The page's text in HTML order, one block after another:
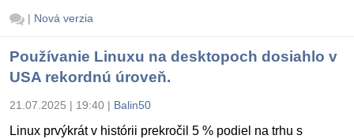
| Nová verzia
Používanie Linuxu na desktopoch dosiahlo v
USA rekordnú úroveň.
21.07.2025 | 19:40 | Balin50
Linux prvýkrát v histórii prekročil 5 % podiel na trhu s